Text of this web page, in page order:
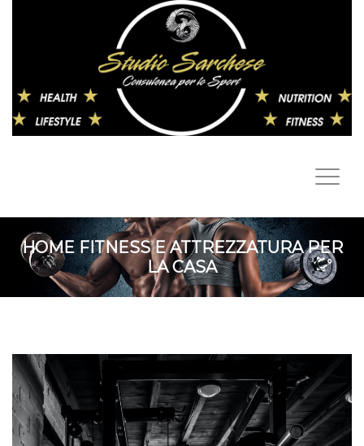
HOME FITNESS E ATTREZZATURA PER
LA CASA